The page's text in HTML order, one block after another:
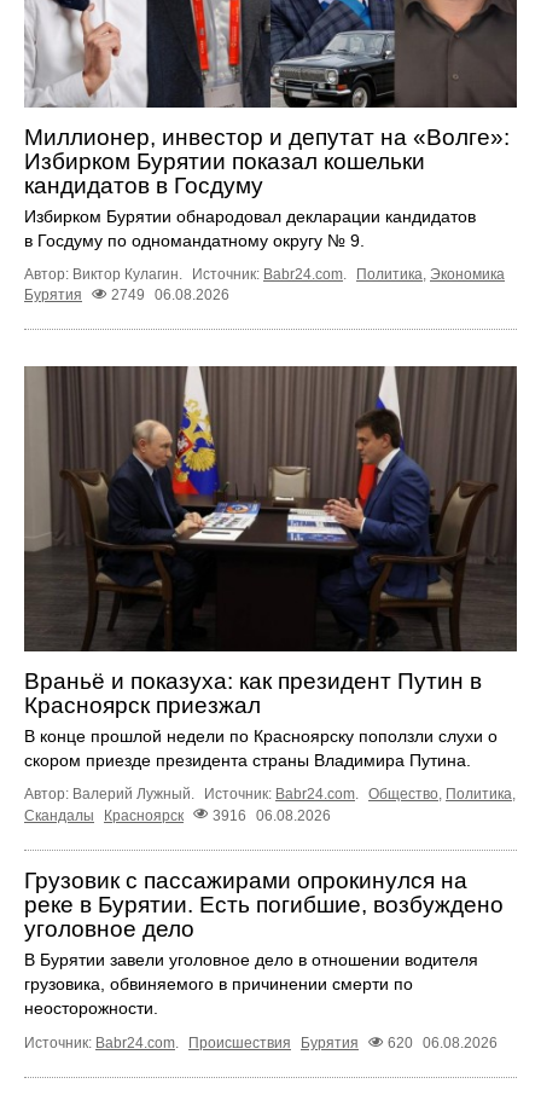
Миллионер, инвестор и депутат на «Волге»:
Избирком Бурятии показал кошельки
кандидатов в Госдуму
Избирком Бурятии обнародовал декларации кандидатов
в Госдуму по одномандатному округу № 9.
Автор: Виктор Кулагин. Источник: Babr24.com Политика Экономика
Бурятия
2749 06.08.2026
Враньё и показуха: как президент Путин в
Красноярск приезжал
В конце прошлой недели по Красноярску поползли слухи о
скором приезде президента страны Владимира Путина.
Автор: Валерий Лужный. Источник: Babr24.com. Общество, Политика,
Скандалы
Красноярск 3916 06.08.2026
Грузовик с пассажирами опрокинулся на
реке в Бурятии. Есть погибшие, возбуждено
уголовное дело
В Бурятии завели уголовное дело в отношении водителя
грузовика, обвиняемого в причинении смерти по
неосторожности.
Источник: Babr24.com Происшествия Бурятия 620 06.08.2026